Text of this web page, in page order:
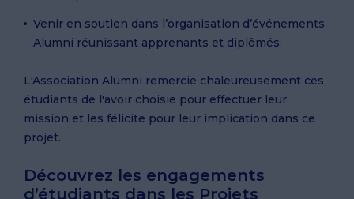
Venir en soutien dans l’organisation d’événements
Alumni réunissant apprenants et diplômés.
L'Association Alumni remercie chaleureusement ces
étudiants de l'avoir choisie pour effectuer leur
mission et les félicite pour leur implication dans ce
projet.
Découvrez les engagements
d’étudiants dans les Projets